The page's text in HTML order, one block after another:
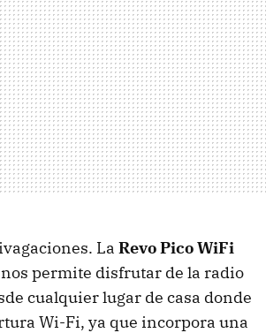
La Revo Pico WiFi
nos permite disfrutar de la radio
cualquier lugar de casa donde
Wi-Fi, ya que incorpora una